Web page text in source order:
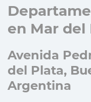
en Mar del
Avenida
del Plata,
Argentina